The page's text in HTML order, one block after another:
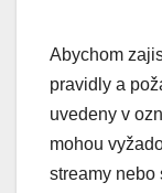
Abychom
pravidly a
uvedeny v
mohou
streamy nebo